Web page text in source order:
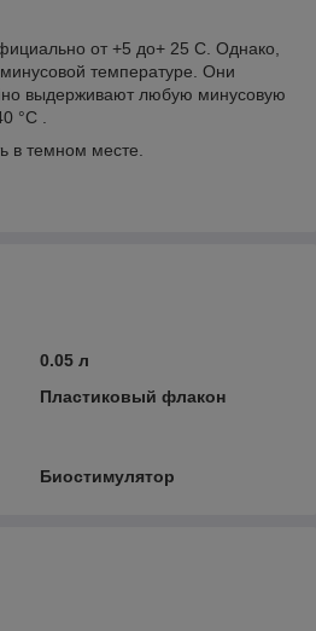
от +5 до+ 25 С. Однако,
температуре. Они
выдерживают любую минусовую
°С .
в темном месте.
0.05 л
Пластиковый флакон
Биостимулятор